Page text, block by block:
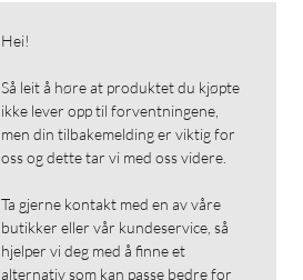
Hei!
Så leit å høre at produktet du kjøpte
ikke lever opp til forventningene,
men din tilbakemelding er viktig for
oss og dette tar vi med oss videre.
Ta gjerne kontakt med en av våre
butikker eller vår kundeservice, så
hjelper vi deg med å finne et
alternativ som kan passe bedre for